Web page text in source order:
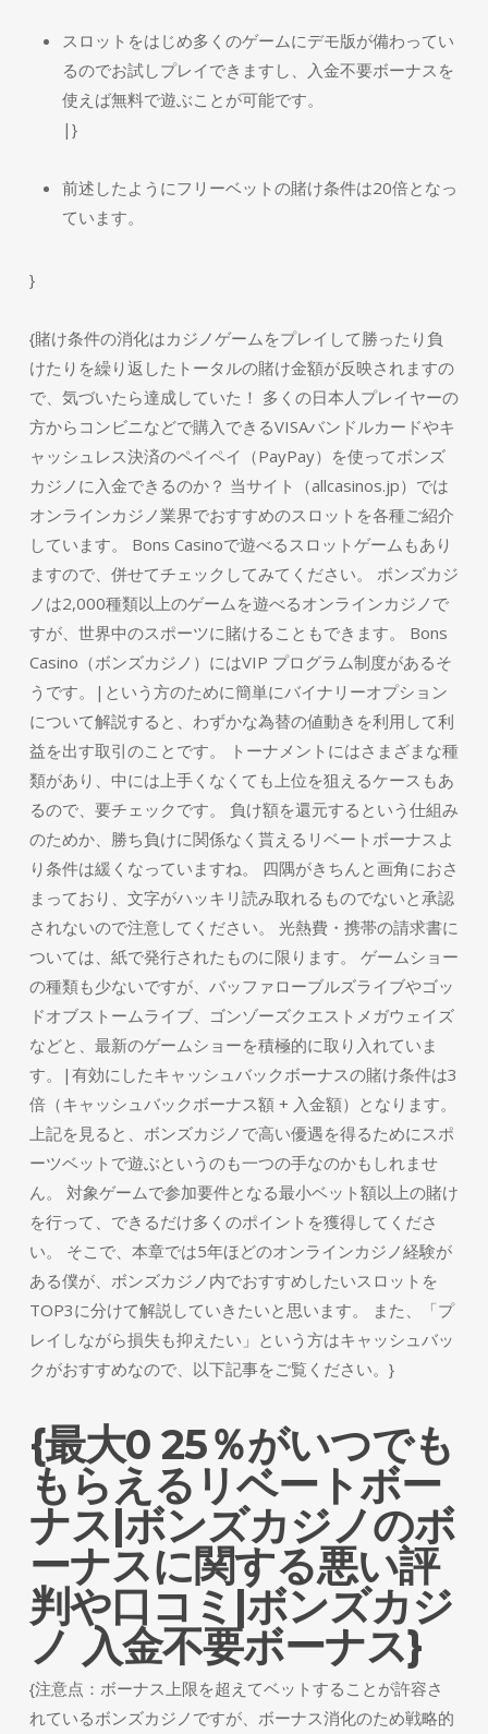
スロットをはじめ多くのゲームにデモ版が備わってい
るのでお試しプレイできますし、入金不要ボーナスを
使えば無料で遊ぶことが可能です。
|}
前述したようにフリーベットの賭け条件は20倍となっ
ています。
}
{賭け条件の消化はカジノゲームをプレイして勝ったり負
けたりを繰り返したトータルの賭け金額が反映されますの
で、気づいたら達成していた！ 多くの日本人プレイヤーの
方からコンビニなどで購入できるVISAバンドルカードやキ
ャッシュレス決済のペイペイ（PayPay）を使ってボンズ
カジノに入金できるのか？ 当サイト（allcasinos.jp）では
オンラインカジノ業界でおすすめのスロットを各種ご紹介
しています。 Bons Casinoで遊べるスロットゲームもあり
ますので、併せてチェックしてみてください。 ボンズカジ
ノは2,000種類以上のゲームを遊べるオンラインカジノで
すが、世界中のスポーツに賭けることもできます。 Bons
Casino（ボンズカジノ）にはVIP プログラム制度があるそ
うです。|という方のために簡単にバイナリーオプション
について解説すると、わずかな為替の値動きを利用して利
益を出す取引のことです。 トーナメントにはさまざまな種
類があり、中には上手くなくても上位を狙えるケースもあ
るので、要チェックです。 負け額を還元するという仕組み
のためか、勝ち負けに関係なく貰えるリベートボーナスよ
り条件は緩くなっていますね。 四隅がきちんと画角におさ
まっており、文字がハッキリ読み取れるものでないと承認
されないので注意してください。 光熱費・携帯の請求書に
ついては、紙で発行されたものに限ります。 ゲームショー
の種類も少ないですが、バッファローブルズライブやゴッ
ドオブストームライブ、ゴンゾーズクエストメガウェイズ
などと、最新のゲームショーを積極的に取り入れていま
す。|有効にしたキャッシュバックボーナスの賭け条件は3
倍（キャッシュバックボーナス額 + 入金額）となります。
上記を見ると、ボンズカジノで高い優遇を得るためにスポ
ーツベットで遊ぶというのも一つの手なのかもしれませ
ん。 対象ゲームで参加要件となる最小ベット額以上の賭け
を行って、できるだけ多くのポイントを獲得してくださ
い。 そこで、本章では5年ほどのオンラインカジノ経験が
ある僕が、ボンズカジノ内でおすすめしたいスロットを
TOP3に分けて解説していきたいと思います。 また、「プ
レイしながら損失も抑えたい」という方はキャッシュバッ
クがおすすめなので、以下記事をご覧ください。}
{最大0 25％がいつでも
もらえるリベートボー
ナス|ボンズカジノのボ
ーナスに関する悪い評
判や口コミ|ボンズカジ
ノ 入金不要ボーナス}
{注意点：ボーナス上限を超えてベットすることが許容さ
れているボンズカジノですが、ボーナス消化のため戦略的